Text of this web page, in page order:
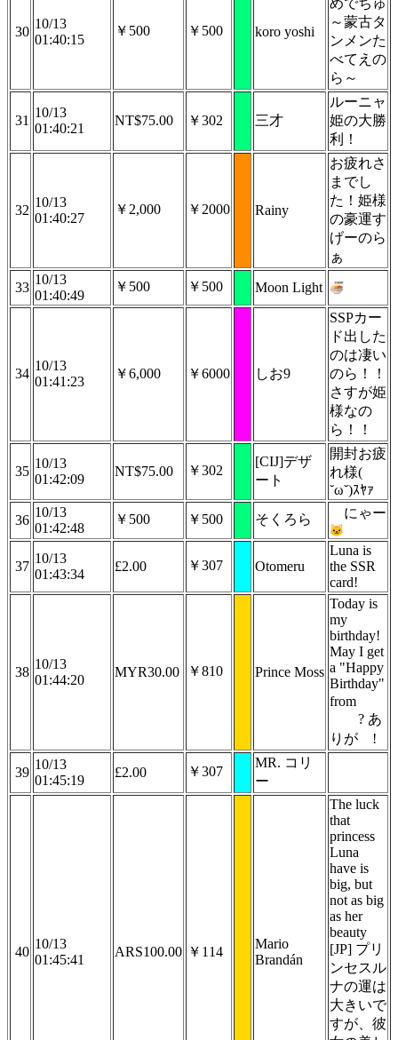
30
10/13
01:40:15
￥500 ￥500 koro yoshi
めでちゅ
～蒙古タ
ンメンた
べてえの
ら～
31
10/13
01:40:21
NT$75.00 ￥302 三才
ルーニャ
姫の大勝
利！
32
10/13
01:40:27
￥2,000 ￥2000 Rainy
お疲れさ
までし
た！姫様
の豪運す
げーのら
ぁ
33
10/13
01:40:49
￥500 ￥500 Moon Light
34
10/13
01:41:23
￥6,000 ￥6000 しお9
SSPカー
ド出した
のは凄い
のら！！
さすが姫
様なの
ら！！
35
10/13
01:42:09
NT$75.00 ￥302
[CIJ]デザ
ート
開封お疲
れ様(
˘ω˘)ｽﾔｧ
36
10/13
01:42:48
￥500 ￥500 そくろら にゃー
37
10/13
01:43:34
£2.00 ￥307 Otomeru
Luna is
the SSR
card!
38
10/13
01:44:20
MYR30.00 ￥810 Prince Moss
Today is
my
birthday!
May I get
a "Happy
Birthday"
from
? あ
りが
!
39
10/13
01:45:19
£2.00 ￥307
MR. コリ
ー
40
10/13
01:45:41
ARS100.00 ￥114
Mario
Brandán
The luck
that
princess
Luna
have is
big, but
not as big
as her
beauty
[JP] プリ
ンセスル
ナの運は
大きいで
すが、彼